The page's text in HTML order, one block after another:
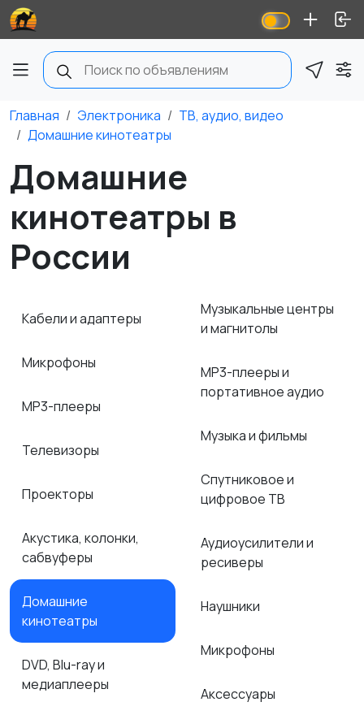
Главная Электроника
ТВ, аудио, видео
Домашние кинотеатры
Домашние
кинотеатры в
России
Кабели и адаптеры
Микрофоны
MP3-плееры
Телевизоры
Проекторы
Акустика, колонки,
сабвуферы
Домашние
кинотеатры
DVD, Blu-ray и
медиаплееры
Музыкальные центры
и магнитолы
MP3-плееры и
портативное аудио
Музыка и фильмы
Спутниковое и
цифровое ТВ
Аудиоусилители и
ресиверы
Наушники
Микрофоны
Аксессуары